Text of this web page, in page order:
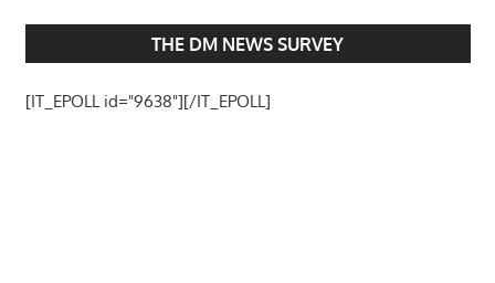
THE DM NEWS SURVEY
[IT_EPOLL id="9638"][/IT_EPOLL]